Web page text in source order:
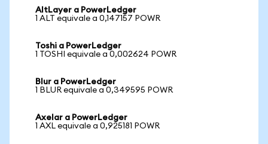
AltLayer a PowerLedger
1 ALT equivale a 0,147157 POWR
Toshi a PowerLedger
1 TOSHI equivale a 0,002624 POWR
Blur a PowerLedger
1 BLUR equivale a 0,349595 POWR
Axelar a PowerLedger
1 AXL equivale a 0,925181 POWR